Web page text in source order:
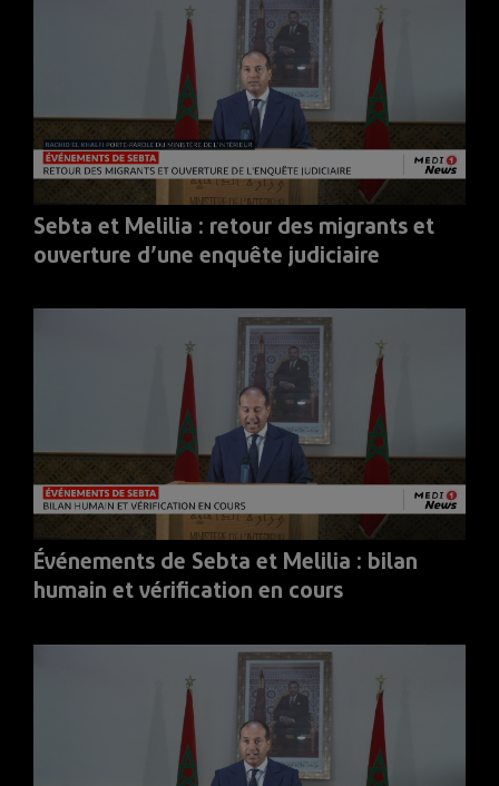
Sebta et Melilia : retour des migrants et
ouverture d’une enquête judiciaire
Événements de Sebta et Melilia : bilan
humain et vérification en cours